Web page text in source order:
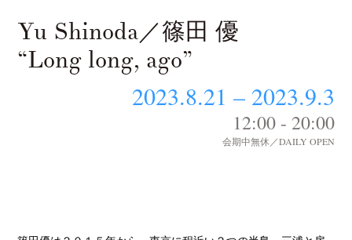
Yu Shinoda／篠田 優
“Long long, ago”
2023.8.21 – 2023.9.3
12:00 - 20:00
会期中無休／DAILY OPEN